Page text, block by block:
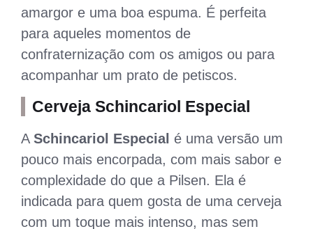
amargor e uma boa espuma. É perfeita
para aqueles momentos de
confraternização com os amigos ou para
acompanhar um prato de petiscos.
Cerveja Schincariol Especial
A Schincariol Especial é uma versão um
pouco mais encorpada, com mais sabor e
complexidade do que a Pilsen. Ela é
indicada para quem gosta de uma cerveja
com um toque mais intenso, mas sem